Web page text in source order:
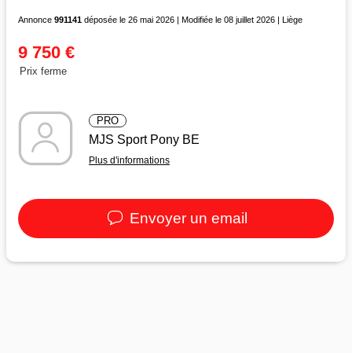
Annonce 991141 déposée le 26 mai 2026 | Modifiée le 08 juillet 2026 | Liège
9 750 €
Prix ferme
PRO
MJS Sport Pony BE
Plus d'informations
Envoyer un email